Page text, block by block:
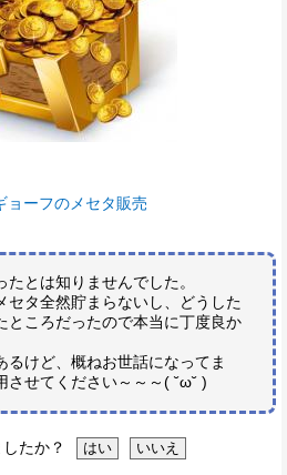
ョーフのメセタ販売
とは知りませんでした。
セタ全然貯まらないし、どうした
ところだったので本当に丁度良か
るけど、概ねお世話になってま
させてください～～～( ˘ω˘ )
たか？